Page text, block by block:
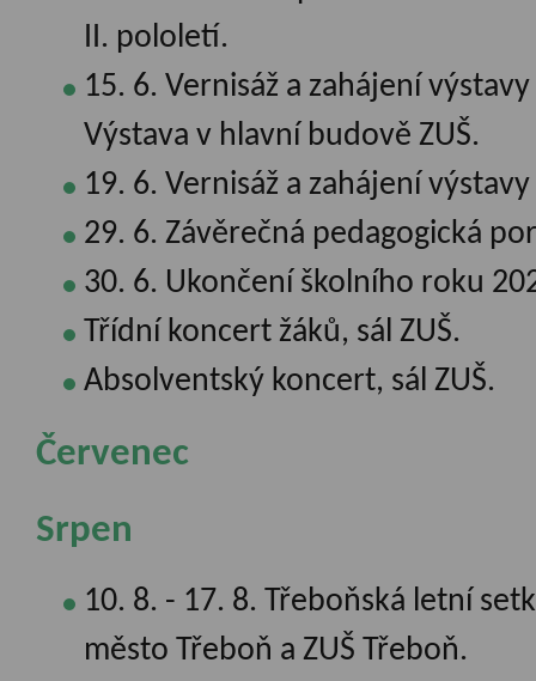
II. pololetí.
15. 6. Vernisáž a zahájení
Výstava v hlavní budově ZUŠ.
19. 6. Vernisáž a zahájení
29. 6. Závěrečná pedagogická
30. 6. Ukončení školního roku
Třídní koncert žáků, sál ZUŠ.
Absolventský koncert, sál ZUŠ.
Červenec
Srpen
10. 8. - 17. 8. Třeboňská letní
město Třeboň a ZUŠ Třeboň.